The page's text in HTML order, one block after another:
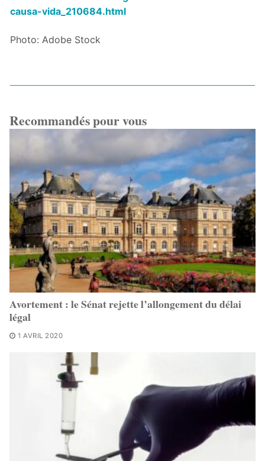
causa-vida_210684.html
Photo: Adobe Stock
Recommandés pour vous
Avortement : le Sénat rejette l’allongement du délai
légal
1 AVRIL 2020